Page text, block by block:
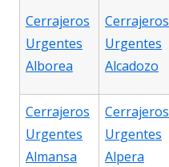
Cerrajeros
Urgentes
Alborea
Cerrajeros
Urgentes
Alcadozo
Cerrajeros
Urgentes
Almansa
Cerrajeros
Urgentes
Alpera